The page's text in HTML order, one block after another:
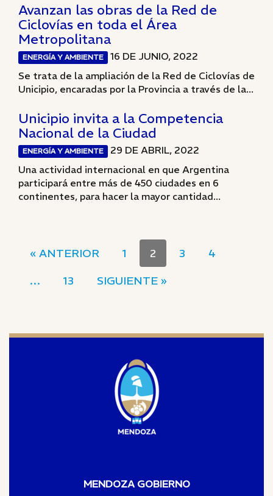
Avanzan las obras de la Red de
Ciclovías en toda el Área
Metropolitana
ENERGÍA Y AMBIENTE
16 DE JUNIO, 2022
Se trata de la ampliación de la Red de Ciclovías de
Unicipio, encaradas por la Provincia a través de la...
Unicipio invita a la Competencia
Nacional de la Ciudad
ENERGÍA Y AMBIENTE
29 DE ABRIL, 2022
Una actividad internacional en que Argentina
participará entre más de 450 ciudades en 6
continentes, para hacer la mayor cantidad...
« ANTERIOR 1 2 3
4
…
13 SIGUIENTE »
MENDOZA GOBIERNO